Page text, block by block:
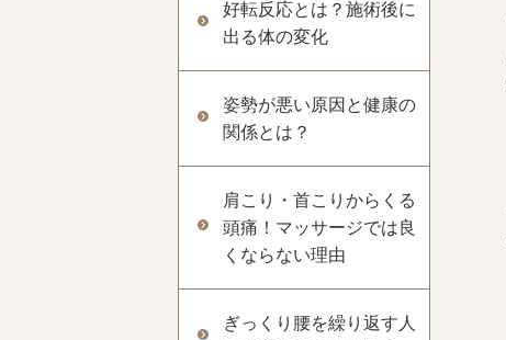
好転反応とは？施術後に
出る体の変化
姿勢が悪い原因と健康の
関係とは？
肩こり・首こりからくる
頭痛！マッサージでは良
くならない理由
ぎっくり腰を繰り返す人